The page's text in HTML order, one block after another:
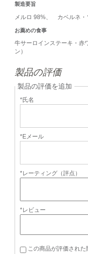
製造要旨
メルロ 98%、 カベルネ・
お薦めの食事
牛サーロインステーキ・赤
ン）
製品の評価
製品の評価を追加
*氏名
*Eメール
*レーティング（評点）
*レビュー
この商品が評価され